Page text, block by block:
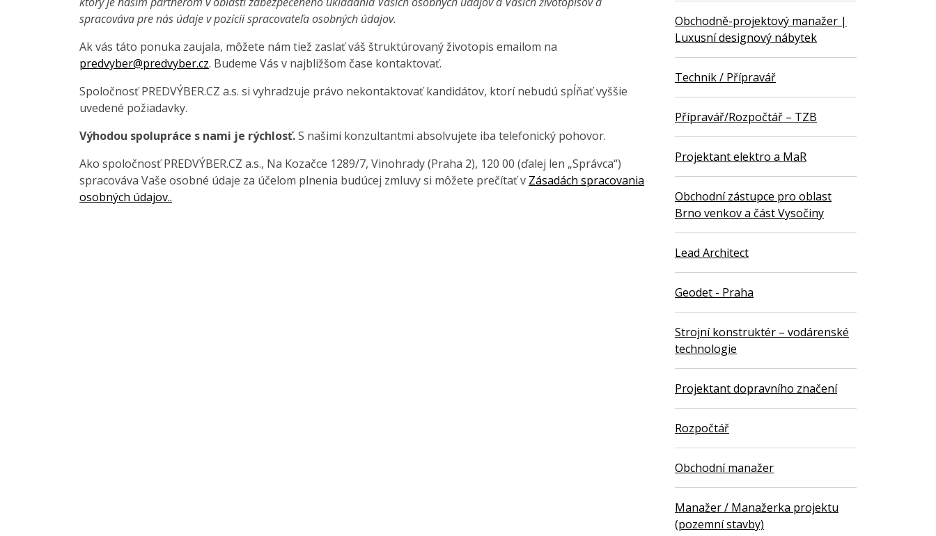
spracováva pre nás údaje v pozícii spracovateľa osobných údajov.
Ak vás táto ponuka zaujala, môžete nám tiež zaslať váš štruktúrovaný životopis emailom na
predvyber@predvyber.cz. Budeme Vás v najbližšom čase kontaktovať.
Spoločnosť PREDVÝBER.CZ a.s. si vyhradzuje právo nekontaktovať kandidátov, ktorí nebudú spĺňať vyššie
uvedené požiadavky.
Výhodou spolupráce s nami je rýchlosť.S našimi konzultantmi absolvujete iba telefonický pohovor.
Ako spoločnosť PREDVÝBER.CZ a.s., Na Kozačce 1289/7, Vinohrady (Praha 2), 120 00 (ďalej len „Správca“)
spracováva Vaše osobné údaje za účelom plnenia budúcej zmluvy si môžete prečítať v Zásadách spracovania
osobných údajov..
Obchodně-projektový manažer |
Luxusní designový nábytek
Technik / Přípravář
Přípravář/Rozpočtář – TZB
Projektant elektro a MaR
Obchodní zástupce pro oblast
Brno venkov a část Vysočiny
Lead Architect
Geodet - Praha
Strojní konstruktér – vodárenské
technologie
Projektant dopravního značení
Rozpočtář
Obchodní manažer
Manažer / Manažerka projektu
(pozemní stavby)